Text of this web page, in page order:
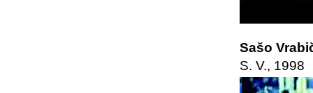
Sašo
S. V., 1998